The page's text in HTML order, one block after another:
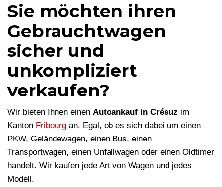
Sie möchten ihren
Gebrauchtwagen
sicher und
unkompliziert
verkaufen?
Wir bieten Ihnen einen Autoankauf in Crésuz im
Kanton Fribourg an. Egal, ob es sich dabei um einen
PKW, Geländewagen, einen Bus, einen
Transportwagen, einen Unfallwagen oder einen Oldtimer
handelt. Wir kaufen jede Art von Wagen und jedes
Modell.